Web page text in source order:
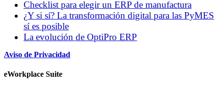
Checklist para elegir un ERP de manufactura
¿Y si sí? La transformación digital para las PyMES
sí es posible
La evolución de OptiPro ERP
Aviso de Privacidad
eWorkplace Suite